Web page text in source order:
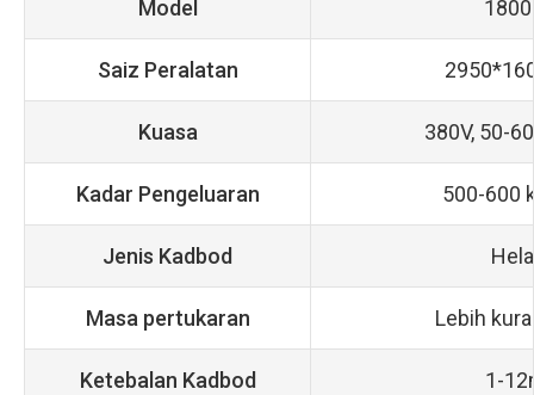
Model
Saiz Peralatan
Kuasa 380V, 50-
Kadar Pengeluaran 500-600
Jenis Kadbod
Masa pertukaran Lebih
Ketebalan Kadbod 1-